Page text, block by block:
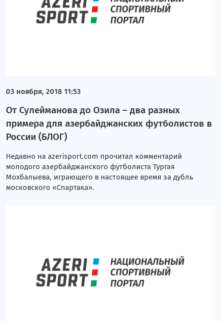
03 ноября, 2018 11:53
От Сулейманова до Озила – два разных
примера для азербайджанских футболистов в
России (БЛОГ)
Недавно на azerisport.com прочитал комментарий
молодого азербайджанского футболиста Тургая
Мохбалыева, играющего в настоящее время за дубль
московского «Спартака».